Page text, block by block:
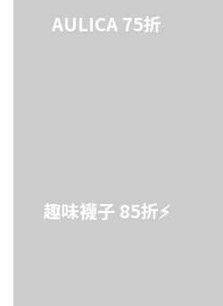
AULICA 75折
趣味襪子 85折⚡